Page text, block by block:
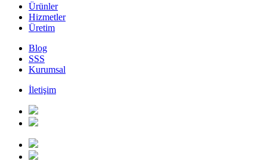
Ürünler
Hizmetler
Üretim
Blog
SSS
Kurumsal
İletişim